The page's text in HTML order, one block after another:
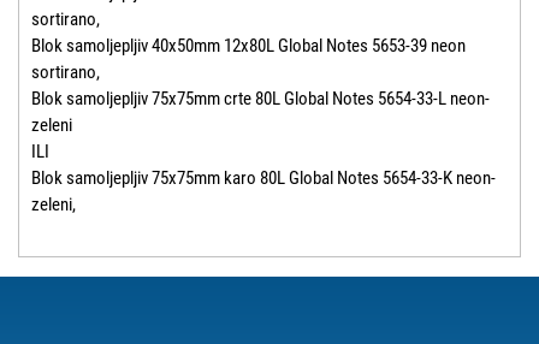
sortirano,
Blok samoljepljiv 40x50mm 12x80L Global Notes 5653-39 neon
sortirano,
Blok samoljepljiv 75x75mm crte 80L Global Notes 5654-33-L neon-
zeleni
ILI
Blok samoljepljiv 75x75mm karo 80L Global Notes 5654-33-K neon-
zeleni,